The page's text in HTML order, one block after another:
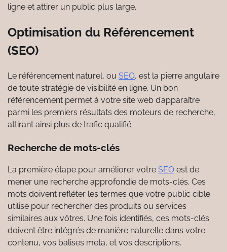
ligne et attirer un public plus large.
Optimisation du Référencement
(SEO)
Le référencement naturel, ou SEO, est la pierre angulaire
de toute stratégie de visibilité en ligne. Un bon
référencement permet à votre site web d’apparaître
parmi les premiers résultats des moteurs de recherche,
attirant ainsi plus de trafic qualifié.
Recherche de mots-clés
La première étape pour améliorer votre SEO est de
mener une recherche approfondie de mots-clés. Ces
mots doivent refléter les termes que votre public cible
utilise pour rechercher des produits ou services
similaires aux vôtres. Une fois identifiés, ces mots-clés
doivent être intégrés de manière naturelle dans votre
contenu, vos balises meta, et vos descriptions.